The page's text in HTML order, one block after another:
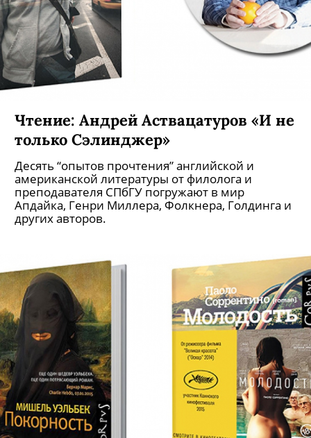
Чтение: Андрей Аствацатуров «И не
только Сэлинджер»
Десять “опытов прочтения” английской и
американской литературы от филолога и
преподавателя СПбГУ погружают в мир
Апдайка, Генри Миллера, Фолкнера, Голдинга и
других авторов.